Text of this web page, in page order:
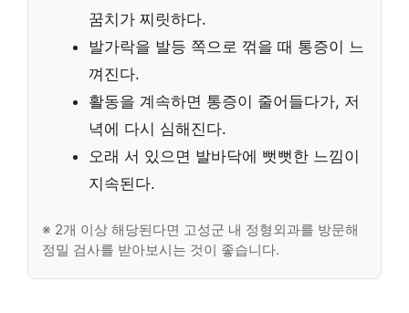
꿈치가 찌릿하다.
발가락을 발등 쪽으로 꺾을 때 통증이 느
껴진다.
활동을 계속하면 통증이 줄어들다가, 저
녁에 다시 심해진다.
오래 서 있으면 발바닥에 뻣뻣한 느낌이
지속된다.
※ 2개 이상 해당된다면 고성군 내 정형외과를 방문해
정밀 검사를 받아보시는 것이 좋습니다.